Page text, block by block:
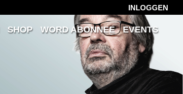
INLOGGEN
SHOP WORD ABONNEE
EVENTS